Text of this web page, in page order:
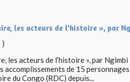
les acteurs de l’histoire », par
)
les acteurs de l’histoire », par Ngimbi
accomplissements de 15
du Congo (RDC) depuis...